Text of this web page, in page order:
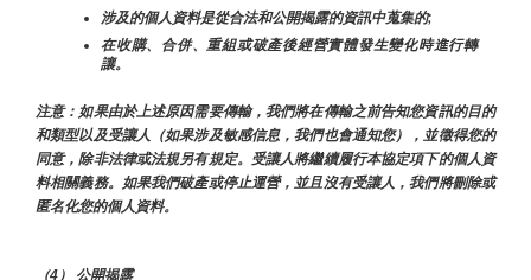
涉及的個人資料是從合法和公開揭露的資訊中蒐集的;
在收購、合併、重組或破產後經營實體發生變化時進行轉
讓。
注意：如果由於上述原因需要傳輸，我們將在傳輸之前告知您資訊的目的
和類型以及受讓人（如果涉及敏感信息，我們也會通知您），並徵得您的
同意，除非法律或法規另有規定。受讓人將繼續履行本協定項下的個人資
料相關義務。如果我們破產或停止運營，並且沒有受讓人，我們將刪除或
匿名化您的個人資料。
（4） 公開揭露